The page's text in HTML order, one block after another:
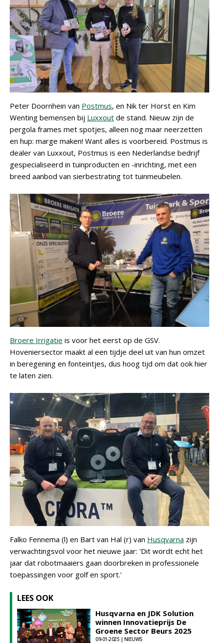
Peter Doornhein van Postmus, en Nik ter Horst en Kim
Wenting bemensen bij Luxxout de stand. Nieuw zijn de
pergola frames met spotjes, alleen nog maar neerzetten
en hup: marge maken! Want alles is voorbereid. Postmus is
dealer van Luxxout, Postmus is een Nederlandse bedrijf
gespecialiseerd in tuinproducten en -inrichting, met een
breed aanbod van sierbestrating tot tuinmeubelen.
Broere Irrigatie is voor het eerst op de GSV.
Hoveniersector maakt al een tijdje deel uit van hun omzet
in beregening en fonteintjes, dus hoog tijd om dat ook hier
te laten zien.
Falko Fennema (l) en Bart van Hal (r) van Husqvarna zijn
verwachtingsvol voor het nieuwe jaar: 'Dit wordt echt het
jaar dat robotmaaiers gaan doorbreken in professionele
toepassingen voor golf en sport.'
LEES OOK
Husqvarna en JDK Solution
winnen Innovatieprijs De
Groene Sector Beurs 2025
09-01-2025 | NIEUWS